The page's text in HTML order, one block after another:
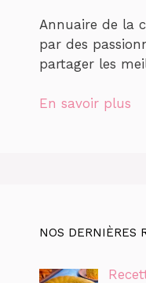
Annuaire de la
par des
partager les
En savoir plus
NOS DERNIÈRES